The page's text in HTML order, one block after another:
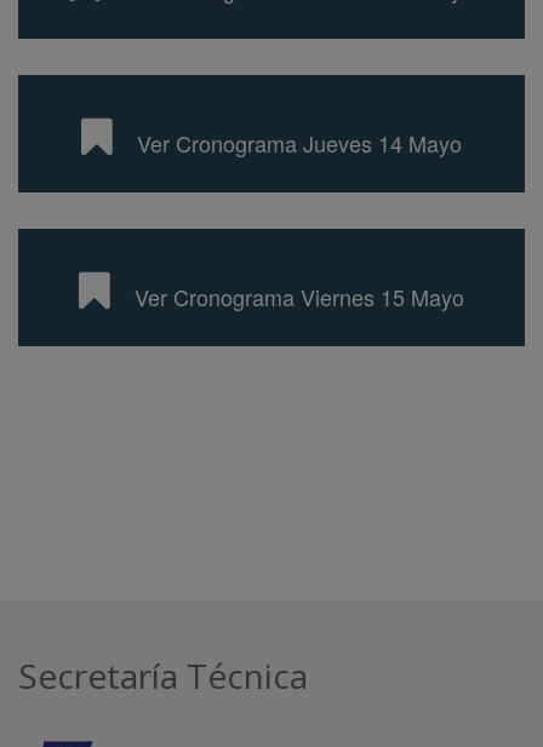
Ver Cronograma Jueves 14 Mayo
Ver Cronograma Viernes 15 Mayo
Secretaría Técnica